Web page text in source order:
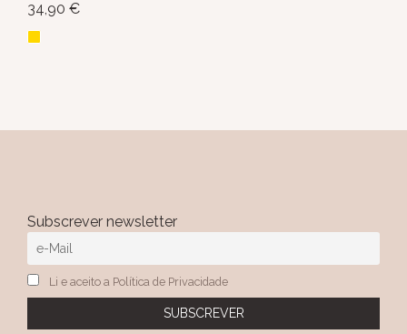
34,90 €
Subscrever newsletter
Li e aceito a Política de Privacidade